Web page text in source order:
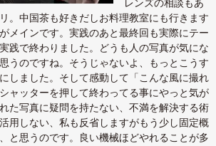
レンズの相談もあ
。中国茶も好きだしお料理教室にも行きます
メインです。実践のあと最終回も実際にテー
践で終わりました。どうも人の写真が気にな
うのですね。そうじゃないよ、もっとこうす
しました。そして感動して「こんな風に撮れ
ャッターを押して終わってる事にやっと気が
た写真に疑問を持たない、不満を解決する術
用しない、私も反省しますがもう少し固定概
と思うのです。良い機械ほどやれることが多